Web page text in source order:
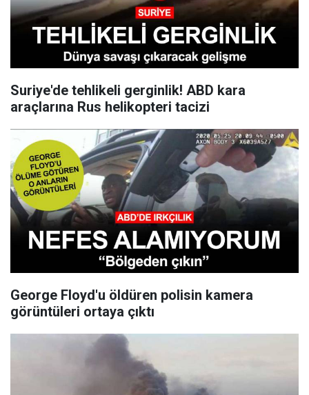
Suriye'de tehlikeli gerginlik! ABD kara
araçlarına Rus helikopteri tacizi
George Floyd'u öldüren polisin kamera
görüntüleri ortaya çıktı